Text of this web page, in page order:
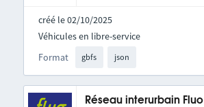
créé le 02/10/2025
Format gbfs json
Véhicules en libre-service
Réseau interurbain Fluo